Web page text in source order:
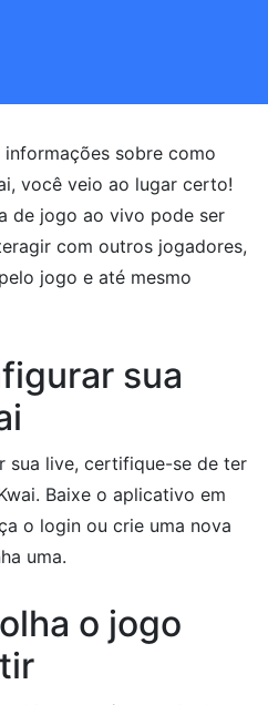
sobre como
você veio ao lugar certo!
de jogo ao vivo pode ser
com outros jogadores,
jogo e até mesmo
sua
sua live, certifique-se de ter
Baixe o aplicativo em
o login ou crie uma nova
uma.
o jogo